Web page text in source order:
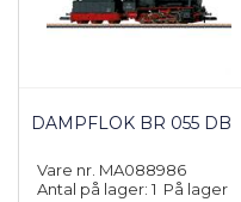
DAMPFLOK BR 055 DB
Vare nr. MA088986
Antal på lager: 1 På lager